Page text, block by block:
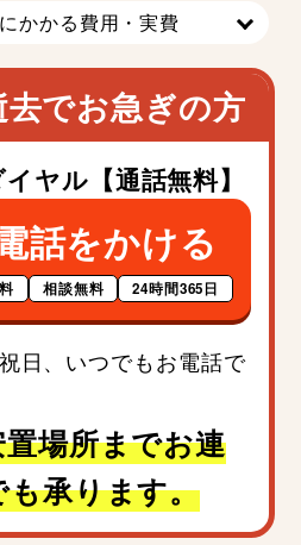
かかる費用・実費
でお急ぎの方
ヤル【通話無料】
話をかける
相談無料 24時間365日
日、いつでもお電話で
場所までお連
承ります。